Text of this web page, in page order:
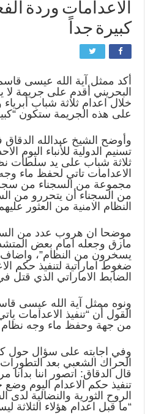
الاعدامات وردة
كبيرة جداً
أكد ممثل آية الله عيسى
البحريني أقدم على جريمة لا
خلال اعدام ثلاثة شباب
على هذه الجريمة ستكون
وأوضح الشيخ عبدالله
تسنيم الدولية للأنباء اليوم
ثلاثة شباب على يد سلطات
الاعدامات تاتي لحفظ ماء
من السجناء أن يتحررو من
النظام الامنية من العثور
موضحا ان هروب عدد من
مازق وجعله امام بعض
يسخرون من النظام”،
ضغوط اماراتية لتنفيذ حكم
الضابط الاماراتي الذي قتل
ونوه ممثل آية الله عيسى
القول أن “تنفيذ الاعدامات
من جهة وحفظ ماء وجه
وفي اجابته على سؤال حول
الحراك الشعبي بعد
قال الدقاق: اتصور اننا
تنفيذ حكم الاعدام اليوم
الروح الثورية والنضالية
“ما قبل اعدام هؤلاء الثلاثة